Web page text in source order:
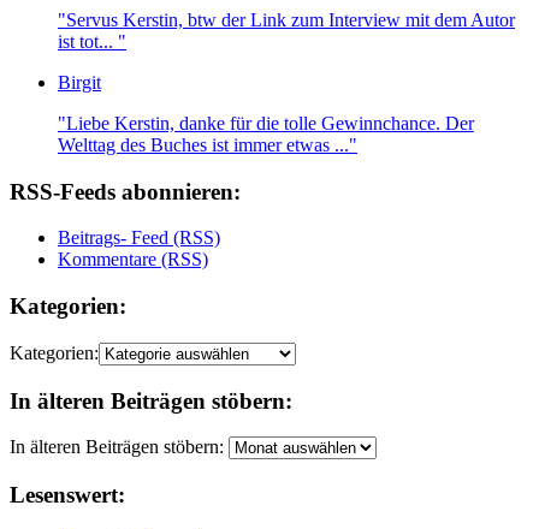
"Servus Kerstin, btw der Link zum Interview mit dem Autor
ist tot... "
Birgit
"Liebe Kerstin, danke für die tolle Gewinnchance. Der
Welttag des Buches ist immer etwas ..."
RSS-Feeds abonnieren:
Beitrags- Feed (RSS)
Kommentare (RSS)
Kategorien:
Kategorien:
In älteren Beiträgen stöbern:
In älteren Beiträgen stöbern:
Lesenswert: